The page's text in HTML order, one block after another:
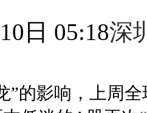
日 05:18深
”的影响，上周